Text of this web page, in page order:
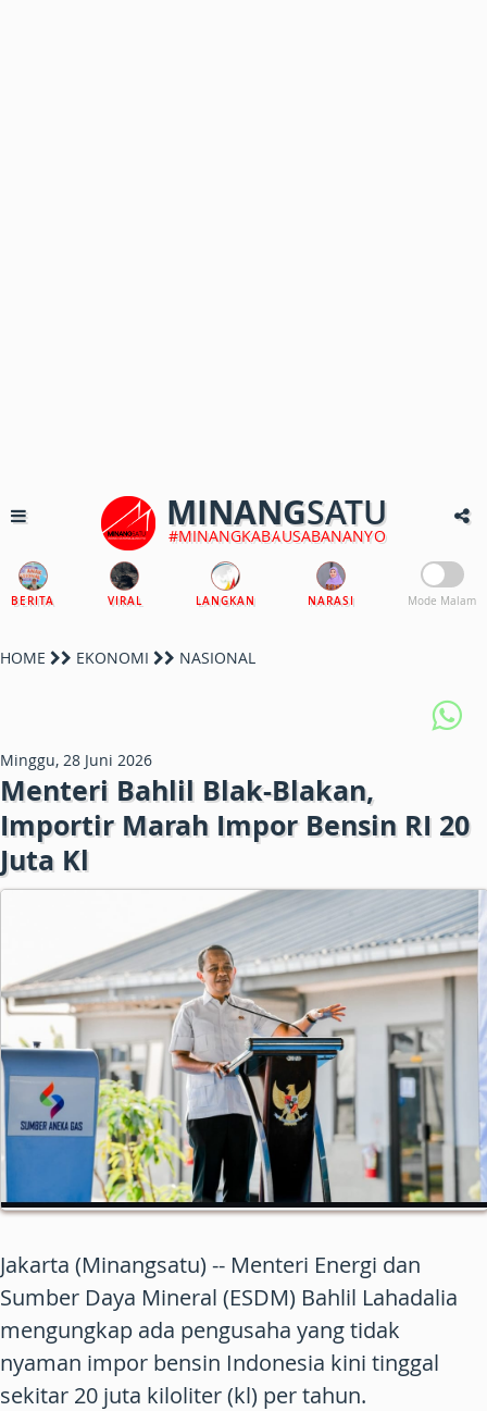
MINANGSATU
#MINANGKABAUSABANANYO
BERITA VIRAL LANGKAN NARASI Mode Malam
HOME EKONOMI NASIONAL
Minggu, 28 Juni 2026
Menteri Bahlil Blak-Blakan,
Importir Marah Impor Bensin RI 20
Juta Kl
Jakarta (Minangsatu) -- Menteri Energi dan
Sumber Daya Mineral (ESDM) Bahlil Lahadalia
mengungkap ada pengusaha yang tidak
nyaman impor bensin Indonesia kini tinggal
sekitar 20 juta kiloliter (kl) per tahun.